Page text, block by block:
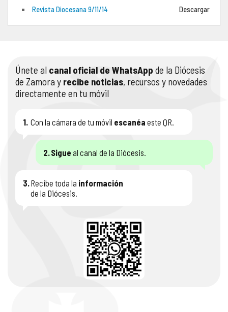
Revista Diocesana 9/11/14 Descargar
Únete al canal oficial de WhatsApp de la Diócesis
de Zamora y recibe noticias, recursos y novedades
directamente en tu móvil
1. Con la cámara de tu móvil escanéa este QR.
2.Sigue al canal de la Diócesis.
3.Recibe toda la información
de la Diócesis.
PORTAL DE TRANSPARENCIA
RENDICIÓN CUENTAS ENTIDADES RELIGIOSAS
PREGUNTAS FRECUENTES
APOSTOLADO SEGLAR
VIDA CONSAGRADA
AUDIOS